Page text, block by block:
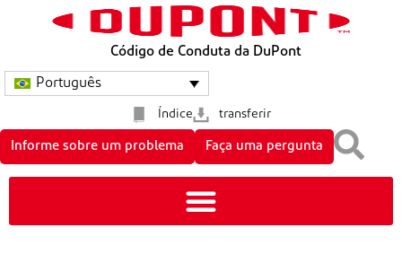
Código de Conduta da DuPont
Português
Índice transferir
Informe sobre um problema Faça uma pergunta